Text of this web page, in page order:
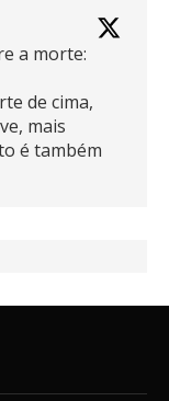
a morte:
de cima,
mais
é também